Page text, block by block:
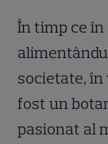
În timp ce
societate, în
fost un
pasionat al